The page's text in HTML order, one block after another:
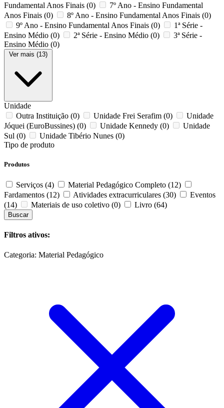
Fundamental Anos Finais (0)
7º Ano - Ensino Fundamental
Anos Finais (0) 8º Ano - Ensino Fundamental Anos Finais (0)
9º Ano - Ensino Fundamental Anos Finais (0)
1ª Série -
Ensino Médio (0) 2ª Série - Ensino Médio (0)
3ª Série -
Ensino Médio (0)
Ver mais (13)
Unidade
Outra Instituição (0) Unidade Frei Serafim (0)
Unidade
Jóquei (EuroBussines) (0) Unidade Kennedy (0)
Unidade
Sul (0) Unidade Tibério Nunes (0)
Tipo de produto
Produtos
Serviços (4) Material Pedagógico Completo (12)
Fardamentos (12) Atividades extracurriculares (30)
Eventos
(14)
Materiais de uso coletivo (0) Livro (64)
Buscar
Filtros ativos:
Categoria: Material Pedagógico